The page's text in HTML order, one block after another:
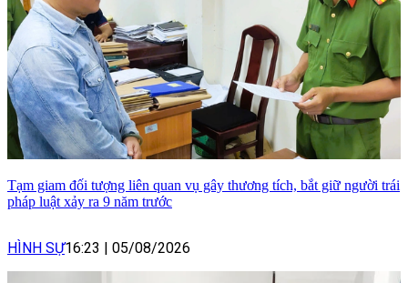
Tạm giam đối tượng liên quan vụ gây thương tích, bắt giữ người trái
pháp luật xảy ra 9 năm trước
HÌNH SỰ16:23 | 05/08/2026